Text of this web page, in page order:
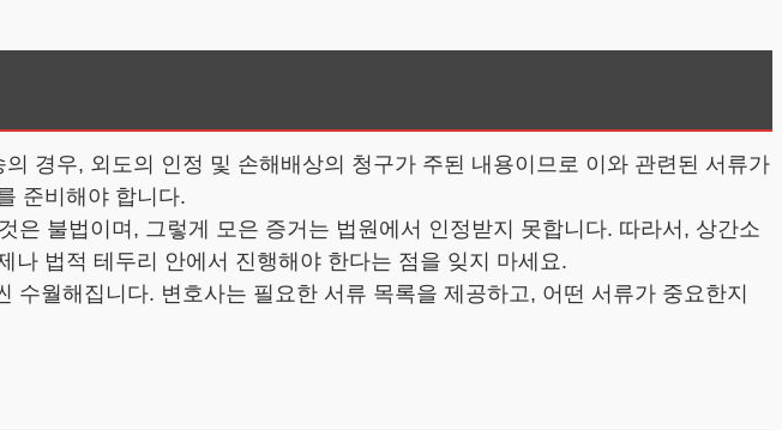
경우, 외도의 인정 및 손해배상의 청구가 주된 내용이므로 이와 관련된 서류가
준비해야 합니다.
불법이며, 그렇게 모은 증거는 법원에서 인정받지 못합니다. 따라서, 상간소
법적 테두리 안에서 진행해야 한다는 점을 잊지 마세요.
월해집니다. 변호사는 필요한 서류 목록을 제공하고, 어떤 서류가 중요한지